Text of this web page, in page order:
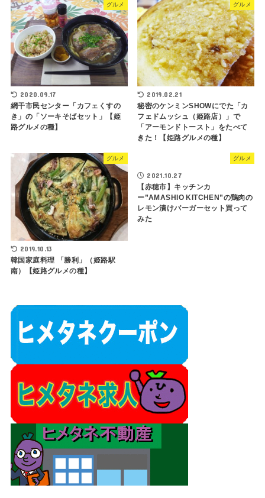
グルメ
2020.09.17
網干市民センター「カフェくすの
き」の「ソーキそばセット」【姫
路グルメの種】
グルメ
2019.02.21
秘密のケンミンSHOWにでた「カ
フェドムッシュ（姫路店）」で
「アーモンドトースト」をたべて
きた！【姫路グルメの種】
グルメ
2019.10.13
韓国家庭料理 「勝利」（姫路駅
南）【姫路グルメの種】
グルメ
2021.10.27
【赤穂市】キッチンカ
ー”AMASHIO KITCHEN”の鶏肉の
レモン漬けバーガーセット買って
みた